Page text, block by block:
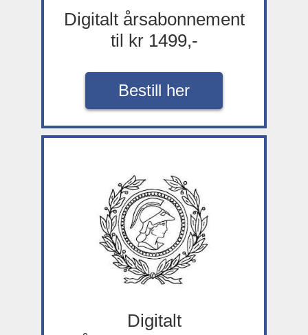
Digitalt årsabonnement
til kr 1499,-
Bestill her
Digitalt